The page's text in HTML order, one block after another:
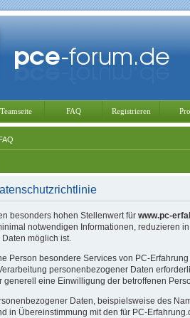
Teamseite FAQ Registrieren
besonders hohen Stellenwert für www.pc-
notwendigen Informationen, reduzieren
möglich ist.
Person besondere Services von PC-
personenbezogener Daten
generell eine Einwilligung der betroffenen
Daten, beispielsweise des
in Übereinstimmung mit den für PC-